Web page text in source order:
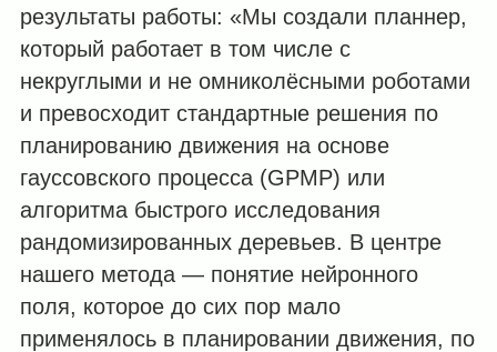
результаты работы: «Мы создали планнер,
который работает в том числе с
некруглыми и не омниколёсными роботами
и превосходит стандартные решения по
планированию движения на основе
гауссовского процесса (GPMP) или
алгоритма быстрого исследования
рандомизированных деревьев. В центре
нашего метода — понятие нейронного
поля, которое до сих пор мало
применялось в планировании движения, по